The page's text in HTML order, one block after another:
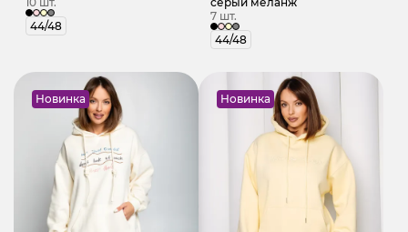
44/48
7 шт.
44/48
Новинка Новинка